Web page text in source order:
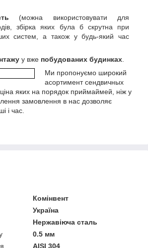
(можна використовувати для
збірка яких була б скрутна при
систем, а також у будь-який час
у вже побудованих будинках
Ми пропонуємо широкий
асортимент сендвичных
яких на порядок приймаймей, ніж у
замовлення в нас дозволяє
і час.
Комінвент
Україна
Нержавіюча сталь
0.5 мм
AISI 304